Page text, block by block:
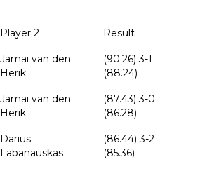
Player 2 Result
Jamai van den
Herik
(90.26) 3-1
(88.24)
Jamai van den
Herik
(87.43) 3-0
(86.28)
Darius
Labanauskas
(86.44) 3-2
(85.36)